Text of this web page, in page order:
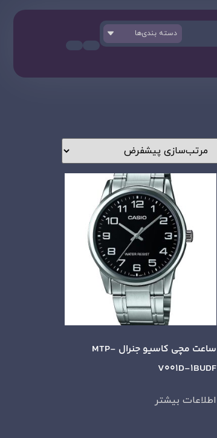
دسته بندی‌ها
ساعت مچی کاسیو جنرال MTP-
V001D-1BUDF
اطلاعات بیشتر